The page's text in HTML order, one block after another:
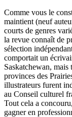
Comme vous le
maintient (neuf
courts de genres
la revue connaît de
sélection
comportait un
Saskatchewan, mais
provinces des
illustrateurs furent
au Conseil culturel
Tout cela a
gagner en